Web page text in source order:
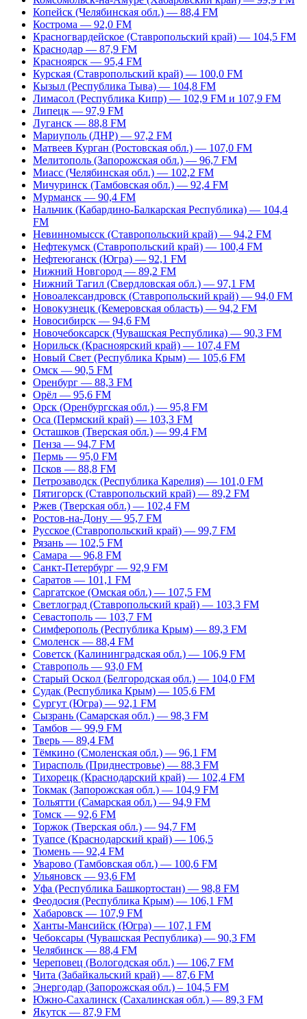
Копейск (Челябинская обл.) — 88,4 FM
Кострома — 92,0 FM
Красногвардейское (Ставропольский край) — 104,5 FM
Краснодар — 87,9 FM
Красноярск — 95,4 FM
Курская (Ставропольский край) — 100,0 FM
Кызыл (Республика Тыва) — 104,8 FM
Лимасол (Республика Кипр) — 102,9 FM и 107,9 FM
Липецк — 97,9 FM
Луганск — 88,8 FM
Мариуполь (ДНР) — 97,2 FM
Матвеев Курган (Ростовская обл.) — 107,0 FM
Мелитополь (Запорожская обл.) — 96,7 FM
Миасс (Челябинская обл.) — 102,2 FM
Мичуринск (Тамбовская обл.) — 92,4 FM
Мурманск — 90,4 FM
Нальчик (Кабардино-Балкарская Республика) — 104,4
FM
Невинномысск (Ставропольский край) — 94,2 FM
Нефтекумск (Ставропольский край) — 100,4 FM
Нефтеюганск (Югра) — 92,1 FM
Нижний Новгород — 89,2 FM
Нижний Тагил (Свердловская обл.) — 97,1 FM
Новоалександровск (Ставропольский край) — 94,0 FM
Новокузнецк (Кемеровская область) — 94,2 FM
Новосибирск — 94,6 FM
Новочебоксарск (Чувашская Республика) — 90,3 FM
Норильск (Красноярский край) — 107,4 FM
Новый Свет (Республика Крым) — 105,6 FM
Омск — 90,5 FM
Оренбург — 88,3 FM
Орёл — 95,6 FM
Орск (Оренбургская обл.) — 95,8 FM
Оса (Пермский край) — 103,3 FM
Осташков (Тверская обл.) — 99,4 FM
Пенза — 94,7 FM
Пермь — 95,0 FM
Псков — 88,8 FM
Петрозаводск (Республика Карелия) — 101,0 FM
Пятигорск (Ставропольский край) — 89,2 FM
Ржев (Тверская обл.) — 102,4 FM
Ростов-на-Дону — 95,7 FM
Русское (Ставропольский край) — 99,7 FM
Рязань — 102,5 FM
Самара — 96,8 FM
Санкт-Петербург — 92,9 FM
Саратов — 101,1 FM
Саргатское (Омская обл.) — 107,5 FM
Светлоград (Ставропольский край) — 103,3 FM
Севастополь — 103,7 FM
Симферополь (Республика Крым) — 89,3 FM
Смоленск — 88,4 FM
Советск (Калининградская обл.) — 106,9 FM
Ставрополь — 93,0 FM
Старый Оскол (Белгородская обл.) — 104,0 FM
Судак (Республика Крым) — 105,6 FM
Сургут (Югра) — 92,1 FM
Сызрань (Самарская обл.) — 98,3 FM
Тамбов — 99,9 FM
Тверь — 89,4 FM
Тёмкино (Смоленская обл.) — 96,1 FM
Тирасполь (Приднестровье) — 88,3 FM
Тихорецк (Краснодарский край) — 102,4 FM
Токмак (Запорожская обл.) — 104,9 FM
Тольятти (Самарская обл.) — 94,9 FM
Томск — 92,6 FM
Торжок (Тверская обл.) — 94,7 FM
Туапсе (Краснодарский край) — 106,5
Тюмень — 92,4 FM
Уварово (Тамбовская обл.) — 100,6 FM
Ульяновск — 93,6 FM
Уфа (Республика Башкортостан) — 98,8 FM
Феодосия (Республика Крым) — 106,1 FM
Хабаровск — 107,9 FM
Ханты-Мансийск (Югра) — 107,1 FM
Чебоксары (Чувашская Республика) — 90,3 FM
Челябинск — 88,4 FM
Череповец (Вологодская обл.) — 106,7 FM
Чита (Забайкальский край) — 87,6 FM
Энергодар (Запорожская обл.) – 104,5 FM
Южно-Сахалинск (Сахалинская обл.) — 89,3 FM
Якутск — 87,9 FM